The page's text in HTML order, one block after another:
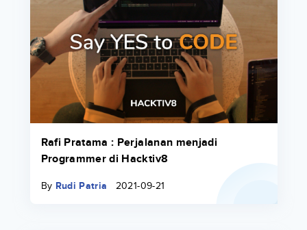
Rafi Pratama : Perjalanan menjadi
Programmer di Hacktiv8
By Rudi Patria 2021-09-21